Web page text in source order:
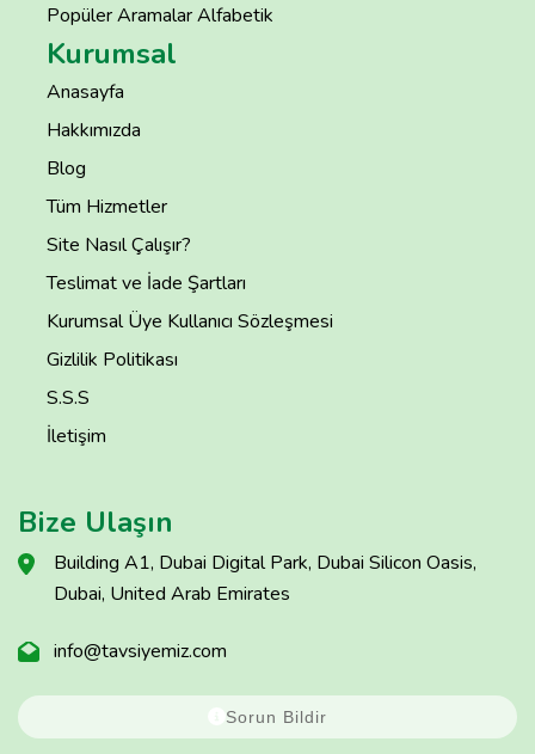
Popüler Aramalar Alfabetik
Kurumsal
Anasayfa
Hakkımızda
Blog
Tüm Hizmetler
Site Nasıl Çalışır?
Teslimat ve İade Şartları
Kurumsal Üye Kullanıcı Sözleşmesi
Gizlilik Politikası
S.S.S
İletişim
Bize Ulaşın
Building A1, Dubai Digital Park, Dubai Silicon Oasis,
Dubai, United Arab Emirates
info@tavsiyemiz.com
Sorun Bildir